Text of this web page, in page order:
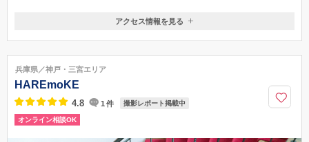
兵庫県神戸市中央区東川崎町1-6-1モザイク3Ｆ
0120-945-906
アクセス情報を見る
兵庫県／神戸・三宮エリア
HAREmoKE
4.8 1 件 撮影レポート掲載中
オンライン相談OK